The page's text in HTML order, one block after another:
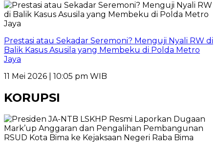
Prestasi atau Sekadar Seremoni? Menguji Nyali RW di
Balik Kasus Asusila yang Membeku di Polda Metro
Jaya
11 Mei 2026 | 10:05 pm WIB
KORUPSI